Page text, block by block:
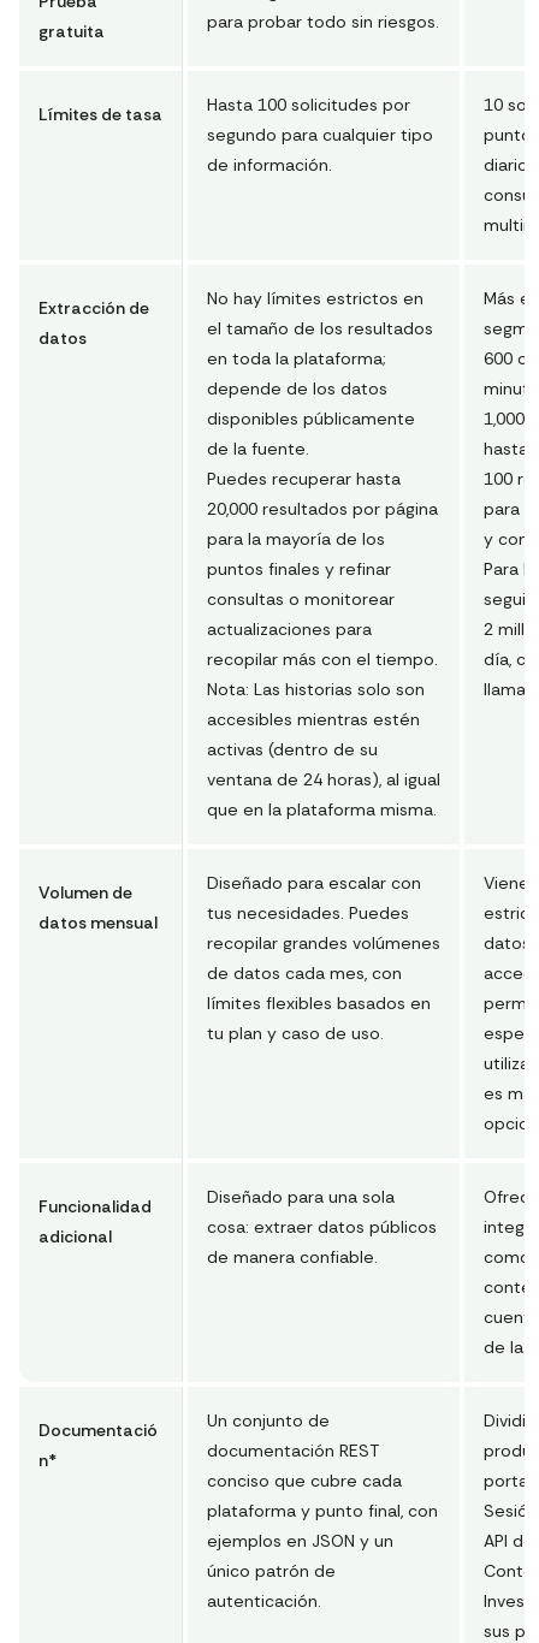
gratuita
para probar todo sin riesgos.
Límites de tasa
Hasta 100 solicitudes por
segundo para cualquier tipo
de información.
10
punto
Extracción de
datos
No hay límites estrictos en
el tamaño de los resultados
en toda la plataforma;
depende de los datos
disponibles públicamente
de la fuente.
Puedes recuperar hasta
20,000 resultados por página
para la mayoría de los
puntos finales y refinar
consultas o monitorear
actualizaciones para
recopilar más con el tiempo.
Nota: Las historias solo son
accesibles mientras estén
activas (dentro de su
ventana de 24 horas), al igual
que en la plataforma misma.
Más
600
minuto
1,000
hasta
100
para
y
Para
2
día,
Volumen de
datos mensual
Diseñado para escalar con
tus necesidades. Puedes
recopilar grandes volúmenes
de datos cada mes, con
límites flexibles basados en
tu plan y caso de uso.
Viene
datos
es
Funcionalidad
adicional
Diseñado para una sola
cosa: extraer datos públicos
de manera confiable.
como
de la
Documentació
n*
Un conjunto de
documentación REST
conciso que cubre cada
plataforma y punto final, con
ejemplos en JSON y un
único patrón de
autenticación.
portal
API
sus